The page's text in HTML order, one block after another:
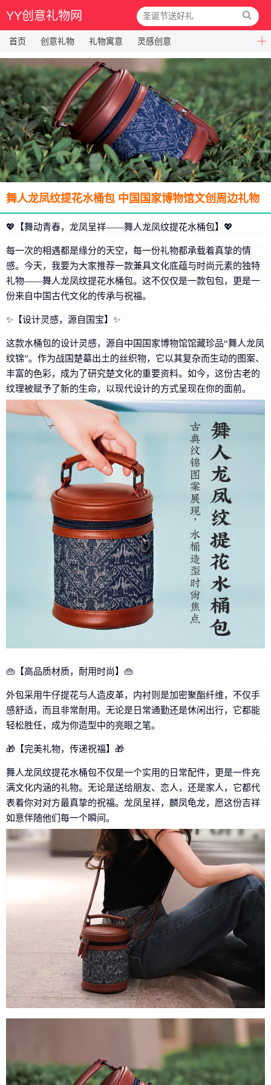
YY创意礼物网
首页 创意礼物 礼物寓意 灵感创意
舞人龙凤纹提花水桶包 中国国家博物馆文创周边礼物
💖【舞动青春，龙凤呈祥——舞人龙凤纹提花水桶包】💖
每一次的相遇都是缘分的天空，每一份礼物都承载着真挚的情
感。今天，我要为大家推荐一款兼具文化底蕴与时尚元素的独特
礼物——舞人龙凤纹提花水桶包。这不仅仅是一款包包，更是一
份来自中国古代文化的传承与祝福。
✨【设计灵感，源自国宝】✨
这款水桶包的设计灵感，源自中国国家博物馆馆藏珍品“舞人龙凤
纹锦”。作为战国楚墓出土的丝织物，它以其复杂而生动的图案、
丰富的色彩，成为了研究楚文化的重要资料。如今，这份古老的
纹理被赋予了新的生命，以现代设计的方式呈现在你的面前。
👜【高品质材质，耐用时尚】👜
外包采用牛仔提花与人造皮革，内衬则是加密聚酯纤维，不仅手
感舒适，而且非常耐用。无论是日常通勤还是休闲出行，它都能
轻松胜任，成为你造型中的亮眼之笔。
🎁【完美礼物，传递祝福】🎁
舞人龙凤纹提花水桶包不仅是一个实用的日常配件，更是一件充
满文化内涵的礼物。无论是送给朋友、恋人，还是家人，它都代
表着你对对方最真挚的祝福。龙凤呈祥，麟凤龟龙，愿这份吉祥
如意伴随他们每一个瞬间。